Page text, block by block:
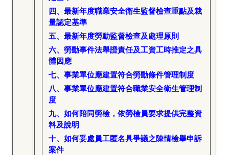
四、最新年度職業安全衛生監督檢查重點及裁
量認定基準
五、最新年度勞動監督檢查及處理原則
六、勞動事件法舉證責任及工資工時推定之具
體因應
七、事業單位應建置符合勞動條件管理制度
八、事業單位應建置符合職業安全衛生管理制
度
九、如何陪同勞檢，依勞檢員要求提供完整資
料及說明
十、如何妥處員工匿名具爭議之陳情檢舉申訴
案件